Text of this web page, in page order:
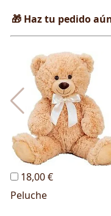
🎁 Haz tu pedido
18,00 €
Peluche